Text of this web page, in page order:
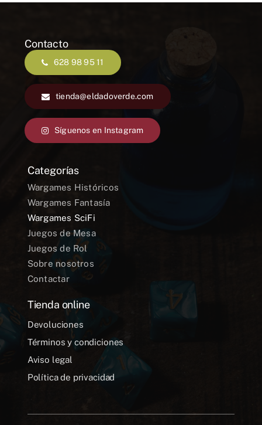
Contacto
628 98 95 11
tienda@eldadoverde.com
Síguenos en Instagram
Categorías
Wargames Históricos
Wargames Fantasía
Wargames SciFi
Juegos de Mesa
Juegos de Rol
Sobre nosotros
Contactar
Tienda online
Devoluciones
Términos y condiciones
Aviso legal
Política de privacidad